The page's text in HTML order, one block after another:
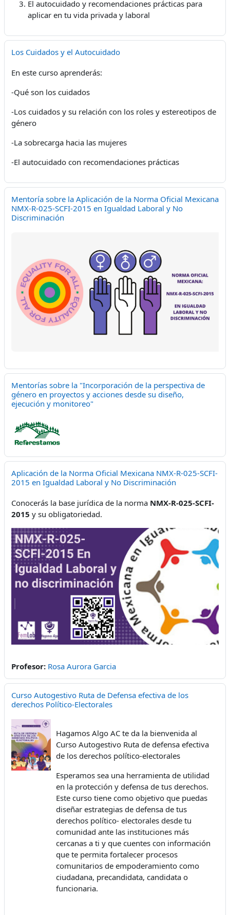
El autocuidado y recomendaciones prácticas para
aplicar en tu vida privada y laboral
Los Cuidados y el Autocuidado
En este curso aprenderás:
-Qué son los cuidados
-Los cuidados y su relación con los roles y estereotipos de
género
-La sobrecarga hacia las mujeres
-El autocuidado con recomendaciones prácticas
Mentoría sobre la Aplicación de la Norma Oficial Mexicana
NMX-R-025-SCFI-2015 en Igualdad Laboral y No
Discriminación
Mentorías sobre la "Incorporación de la perspectiva de
género en proyectos y acciones desde su diseño,
ejecución y monitoreo"
Aplicación de la Norma Oficial Mexicana NMX-R-025-SCFI-
2015 en Igualdad Laboral y No Discriminación
Conocerás la base jurídica de la norma NMX-R-025-SCFI-
2015 y su obligatoriedad.
Profesor: Rosa Aurora Garcia
Curso Autogestivo Ruta de Defensa efectiva de los
derechos Político-Electorales
Hagamos Algo AC te da la bienvenida al
Curso Autogestivo Ruta de defensa efectiva
de los derechos político-electorales
Esperamos sea una herramienta de utilidad
en la protección y defensa de tus derechos.
Este curso tiene como objetivo que puedas
diseñar estrategias de defensa de tus
derechos político- electorales desde tu
comunidad ante las instituciones más
cercanas a ti y que cuentes con información
que te permita fortalecer procesos
comunitarios de empoderamiento como
ciudadana, precandidata, candidata o
funcionaria.